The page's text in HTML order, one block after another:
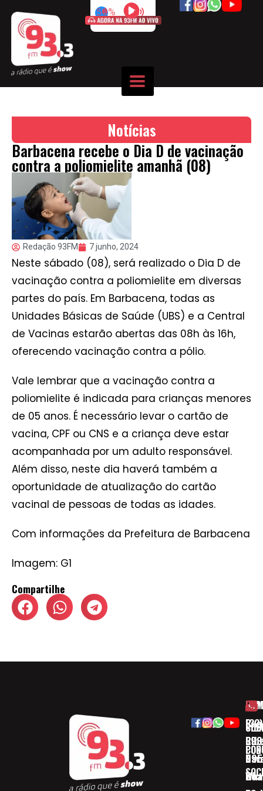
50%
Notícias
Barbacena recebe o Dia D de vacinação
contra a poliomielite amanhã (08)
Redação 93FM 7 junho, 2024
Neste sábado (08), será realizado o Dia D de
vacinação contra a poliomielite em diversas
partes do país. Em Barbacena, todas as
Unidades Básicas de Saúde (UBS) e a Central
de Vacinas estarão abertas das 08h às 16h,
oferecendo vacinação contra a pólio.
Vale lembrar que a vacinação contra a
poliomielite é indicada para crianças menores
de 05 anos. É necessário levar o cartão de
vacina, CPF ou CNS e a criança deve estar
acompanhada por um adulto responsável.
Além disso, neste dia haverá também a
oportunidade de atualização do cartão
vacinal de pessoas de todas as idades.
Com informações da Prefeitura de Barbacena
Imagem: G1
Compartilhe
(32)